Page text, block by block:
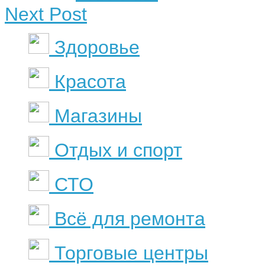
Next Post
Здоровье
Красота
Магазины
Отдых и спорт
СТО
Всё для ремонта
Торговые центры